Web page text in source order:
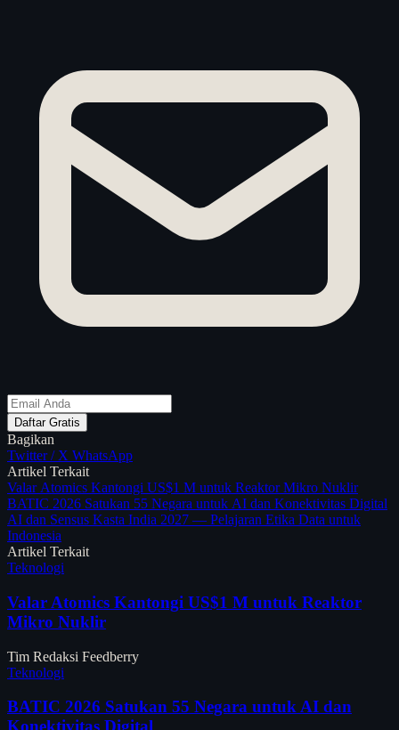
Daftar Gratis
Bagikan
Twitter / X WhatsApp
Artikel Terkait
Valar Atomics Kantongi US$1 M untuk Reaktor Mikro Nuklir
BATIC 2026 Satukan 55 Negara untuk AI dan Konektivitas Digital
AI dan Sensus Kasta India 2027 — Pelajaran Etika Data untuk
Indonesia
Artikel Terkait
Teknologi
Valar Atomics Kantongi US$1 M untuk Reaktor
Mikro Nuklir
Tim Redaksi Feedberry
Teknologi
BATIC 2026 Satukan 55 Negara untuk AI dan
Konektivitas Digital